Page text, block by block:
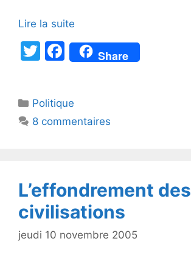
Lire la suite
T
er
F
a
e
b
k
Share
Catégories
Politique
8 commentaires
L’effondrement des
civilisations
jeudi 10 novembre 2005